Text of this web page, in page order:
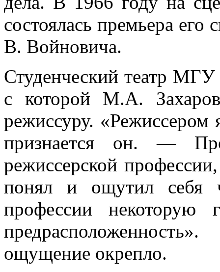
состоялась премьера
В. Войновича.
Студенческий театр МГУ
с которой М.А.
режиссуру. «Режиссером
признается он. —
режиссерской
понял и ощутил себя
профессии некоторую
ощущение окрепло.